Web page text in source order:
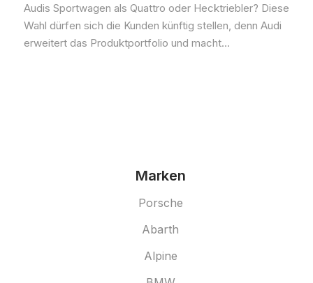
Audis Sportwagen als Quattro oder Hecktriebler? Diese
Wahl dürfen sich die Kunden künftig stellen, denn Audi
erweitert das Produktportfolio und macht...
Marken
Porsche
Abarth
Alpine